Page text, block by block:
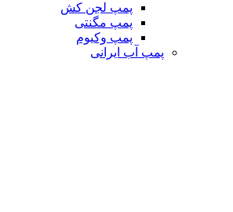
پمپ لجن کش
پمپ مگنتی
پمپ وکیوم
پمپ آب ایرانی